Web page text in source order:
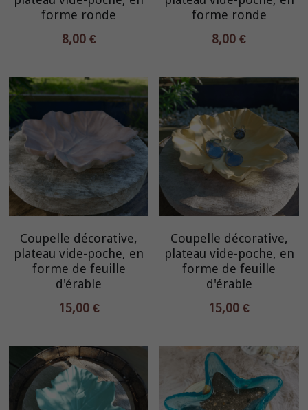
forme ronde
8,00 €
forme ronde
8,00 €
Coupelle décorative,
plateau vide-poche, en
forme de feuille
d'érable
15,00 €
Coupelle décorative,
plateau vide-poche, en
forme de feuille
d'érable
15,00 €